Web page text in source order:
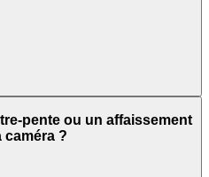
pente ou un affaissement
caméra ?